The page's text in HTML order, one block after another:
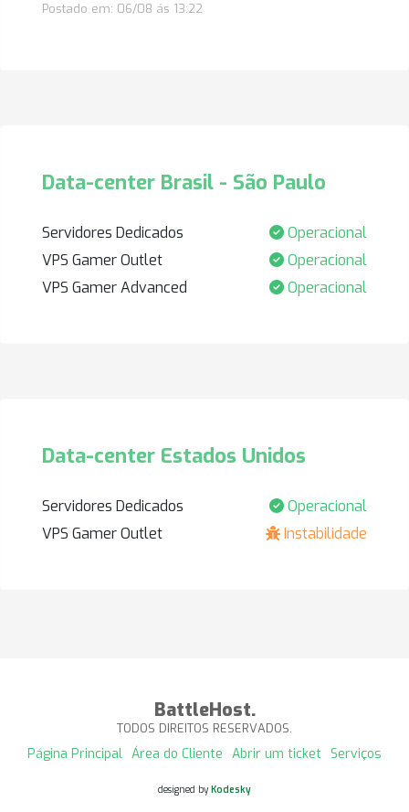
Postado em: 06/08 ás 13:22
Data-center Brasil - São Paulo
Servidores Dedicados
Operacional
VPS Gamer Outlet
Operacional
VPS Gamer Advanced
Operacional
Data-center Estados Unidos
Servidores Dedicados
Operacional
VPS Gamer Outlet
Instabilidade
BattleHost.
TODOS DIREITOS RESERVADOS.
Página Principal Área do Cliente Abrir um ticket Serviços
designed by Kodesky